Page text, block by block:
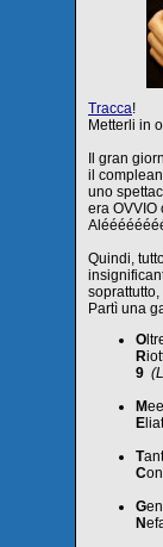
Tracca!
Metterli in
Il gran
il
uno
era OVVIO
Quindi,
Partì una
O
R
9
M
E
T
C
G
N